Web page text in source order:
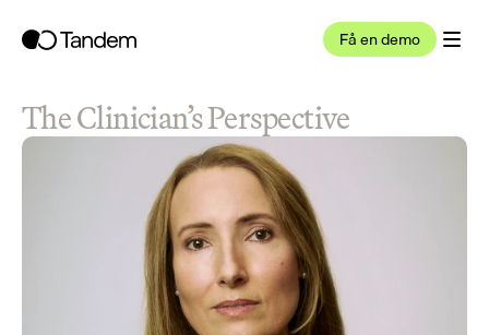
Få en demo
The Clinician’s Perspective